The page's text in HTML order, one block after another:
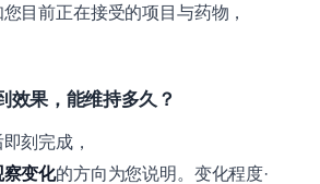
目前正在接受的项目与药物，
效果，能维持多久？
刻完成，
察变化的方向为您说明。变化程度·